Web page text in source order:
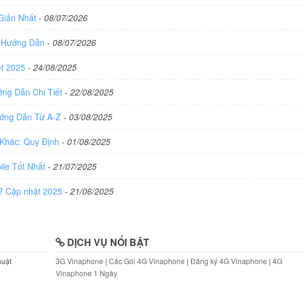
Nhất - 08/07/2026
Dẫn - 08/07/2026
2025 - 24/08/2025
Dẫn Chi Tiết - 22/08/2025
Dẫn Từ A-Z - 03/08/2025
Quy Định - 01/08/2025
Tốt Nhất - 21/07/2025
Cập nhật 2025 - 21/06/2025
DỊCH VỤ NỔI BẬT
3G Vinaphone | Các Gói 4G Vinaphone | Đăng ký 4G Vinaphone | 4G
Vinaphone 1 Ngày